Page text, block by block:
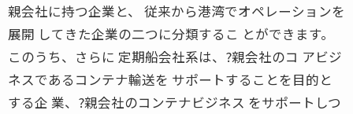
親会社に持つ企業と、 従来から港湾でオペレーションを
展開 してきた企業の二つに分類するこ とができます。
このうち、さらに 定期船会社系は、?親会社のコ アビジ
ネスであるコンテナ輸送を サポートすることを目的と
する企 業、?親会社のコンテナビジネス をサポートしつ